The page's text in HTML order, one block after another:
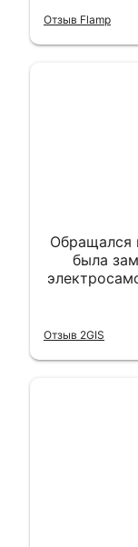
Отзыв Flamp
Обращался
была
сделали в
Отзыв 2GIS